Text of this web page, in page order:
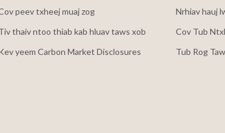
peev txheej muaj zog
thaiv ntoo thiab kab hluav taws xob
yeem Carbon Market Disclosures
Nrhiav hauj
Cov Tub
Tub Rog